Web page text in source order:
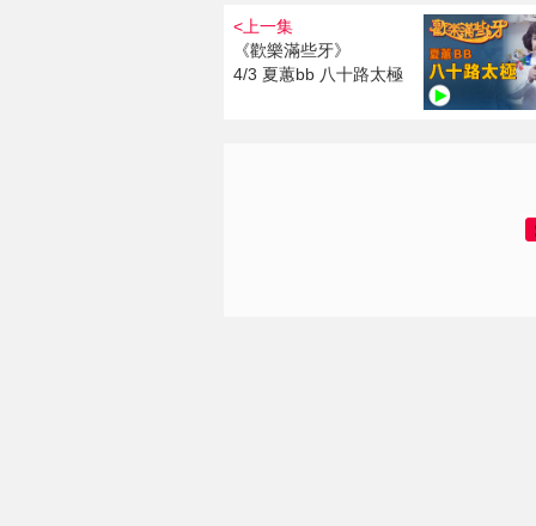
<上一集
《歡樂滿些牙》
4/3 夏蕙bb 八十路太極